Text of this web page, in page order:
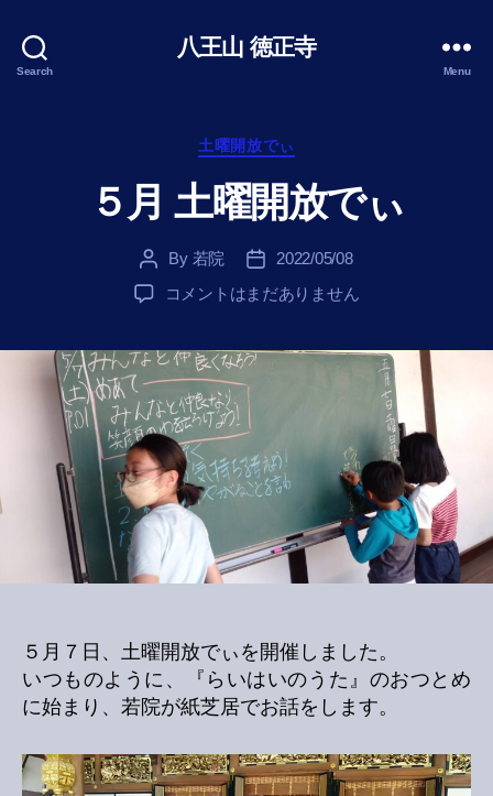
Search
八王山 徳正寺
Menu
Categories
土曜開放でぃ
５月 土曜開放でぃ
Post
author
By 若院
Post
date
2022/05/08
５
曜
放
で
ぃ
へ
の
コメントはまだありません
５月７日、土曜開放でぃを開催しました。
いつものように、『らいはいのうた』のおつとめ
に始まり、若院が紙芝居でお話をします。